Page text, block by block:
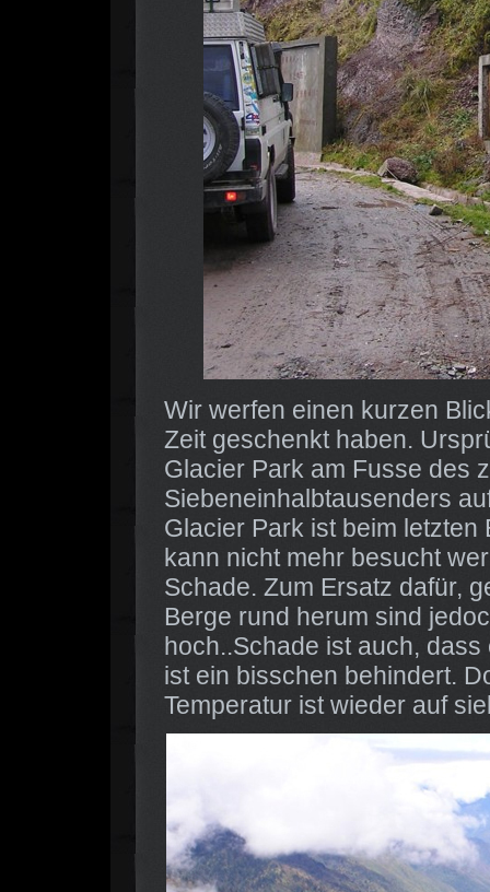
Wir werfen einen kurzen
Zeit geschenkt haben.
Glacier Park am Fusse des
Siebeneinhalbtausenders
Glacier Park ist beim
kann nicht mehr besucht
Schade. Zum Ersatz dafür,
Berge rund herum sind
hoch..Schade ist auch,
ist ein bisschen behindert.
Temperatur ist wieder auf